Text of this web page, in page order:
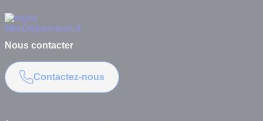
Nous contacter
Contactez-nous